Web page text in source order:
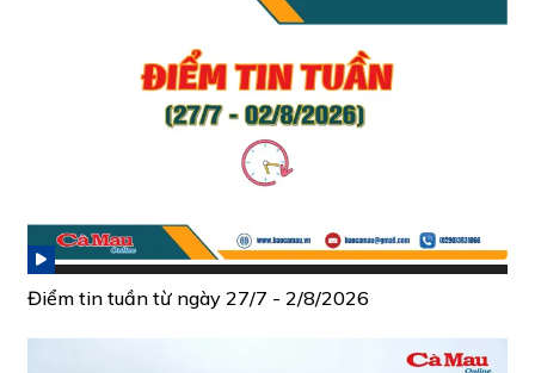
Điểm tin tuần từ ngày 27/7 - 2/8/2026